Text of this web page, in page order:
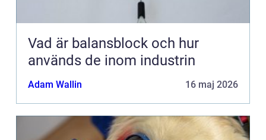
Vad är balansblock och hur
används de inom industrin
Adam Wallin 16 maj 2026